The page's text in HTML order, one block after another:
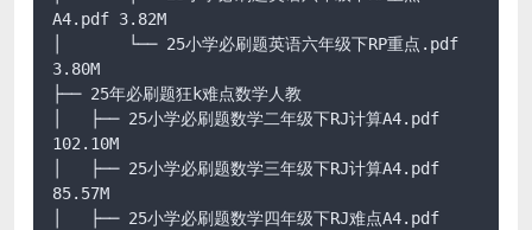
A4.pdf 3.82M
│       └── 25小学必刷题英语六年级下RP重点.pdf
3.80M
├── 25年必刷题狂k难点数学人教
│   ├── 25小学必刷题数学二年级下RJ计算A4.pdf
102.10M
│   ├── 25小学必刷题数学三年级下RJ计算A4.pdf
85.57M
│   ├── 25小学必刷题数学四年级下RJ难点A4.pdf